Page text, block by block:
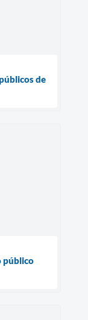
de
público